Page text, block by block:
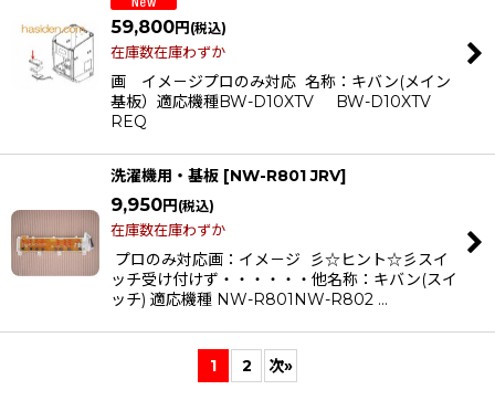
59,800円 (税込)
在庫数在庫わずか
画 イメ－ジプロのみ対応 名称：キバン(メイン
基板）適応機種BW-D10XTV BW-D10XTV
REQ
洗濯機用・基板 [NW-R801 JRV]
9,950円 (税込)
在庫数在庫わずか
プロのみ対応画：イメ－ジ 彡☆ヒント☆彡スイ
ッチ受け付けず・・・・・・他名称：キバン(スイ
ッチ) 適応機種 NW-R801NW-R802 …
1 2 次»